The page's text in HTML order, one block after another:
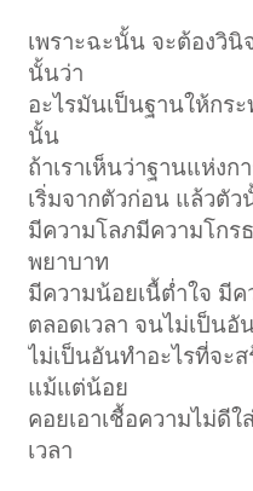
เพราะฉะนั้น จะต้องวินิ
นั้นว่า
อะไรมันเป็นฐานให้กร
นั้น
ถ้าเราเห็นว่าฐานแห่งก
เริ่มจากตัวก่อน แล้วตัว
มีความโลภมีความโกร
พยาบาท
มีความน้อยเนื้ต่ำใจ มี
ตลอดเวลา จนไม่เป็นอั
ไม่เป็นอันทำอะไรที่จะ
แม้แต่น้อย
คอยเอาเชื้อความไม่ดี
เวลา